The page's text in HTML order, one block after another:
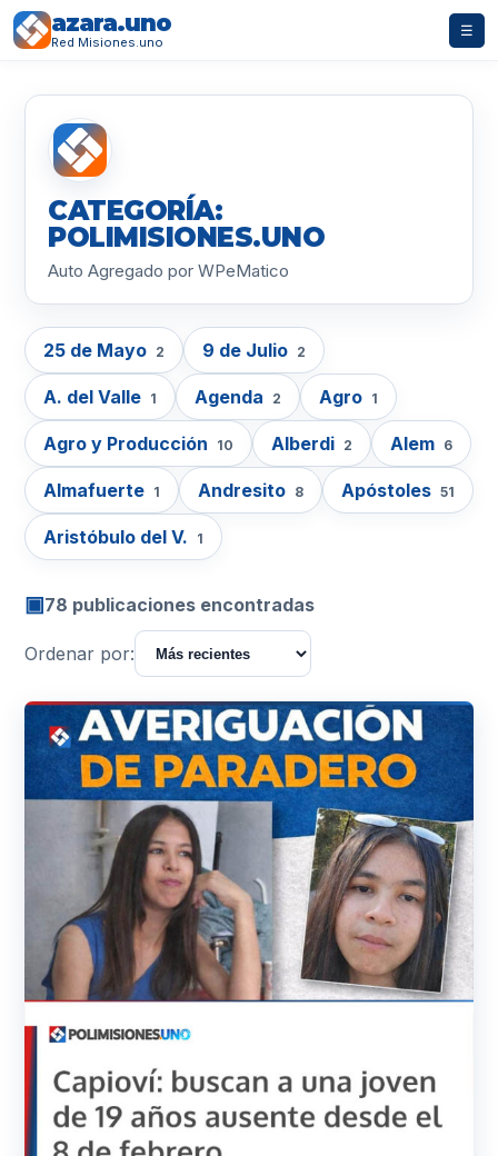
azara.uno
Red Misiones.uno
☰
CATEGORÍA:
POLIMISIONES.UNO
Auto Agregado por WPeMatico
25 de Mayo 2 9 de Julio 2
A. del Valle 1 Agenda 2 Agro 1
Agro y Producción 10 Alberdi 2 Alem 6
Almafuerte 1 Andresito 8 Apóstoles 51
Aristóbulo del V. 1
▣78 publicaciones encontradas
Ordenar por: